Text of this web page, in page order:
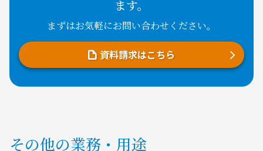
ます。
まずはお気軽にお問い合わせください。
資料請求はこちら
その他の業務・用途